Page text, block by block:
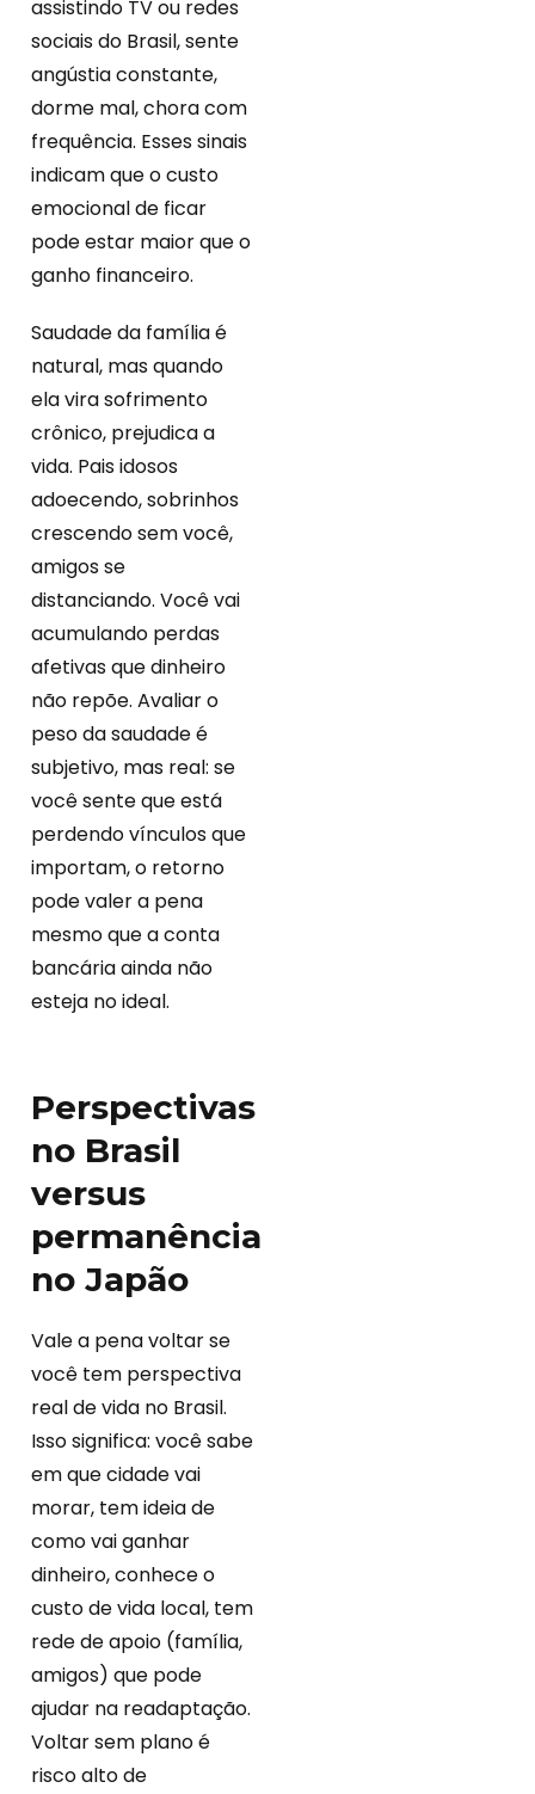
assistindo TV ou redes
sociais do Brasil, sente
angústia constante,
dorme mal, chora com
frequência. Esses sinais
indicam que o custo
emocional de ficar
pode estar maior que o
ganho financeiro.
Saudade da família é
natural, mas quando
ela vira sofrimento
crônico, prejudica a
vida. Pais idosos
adoecendo, sobrinhos
crescendo sem você,
amigos se
distanciando. Você vai
acumulando perdas
afetivas que dinheiro
não repõe. Avaliar o
peso da saudade é
subjetivo, mas real: se
você sente que está
perdendo vínculos que
importam, o retorno
pode valer a pena
mesmo que a conta
bancária ainda não
esteja no ideal.
Perspectivas
no Brasil
versus
permanência
no Japão
Vale a pena voltar se
você tem perspectiva
real de vida no Brasil.
Isso significa: você sabe
em que cidade vai
morar, tem ideia de
como vai ganhar
dinheiro, conhece o
custo de vida local, tem
rede de apoio (família,
amigos) que pode
ajudar na readaptação.
Voltar sem plano é
risco alto de